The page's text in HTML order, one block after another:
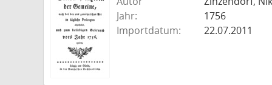
Jahr:
1756
Importdatum:
22.07.2011